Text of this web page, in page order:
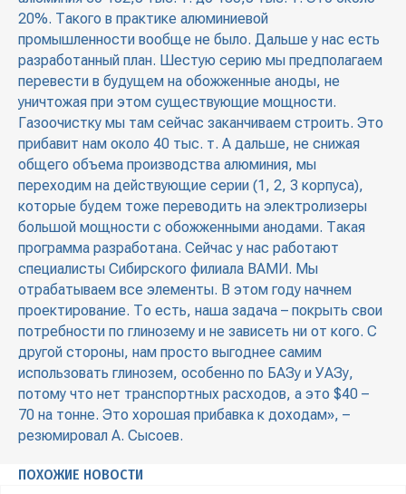
20%. Такого в практике алюминиевой
промышленности вообще не было. Дальше у нас есть
разработанный план. Шестую серию мы предполагаем
перевести в будущем на обожженные аноды, не
уничтожая при этом существующие мощности.
Газоочистку мы там сейчас заканчиваем строить. Это
прибавит нам около 40 тыс. т. А дальше, не снижая
общего объема производства алюминия, мы
переходим на действующие серии (1, 2, 3 корпуса),
которые будем тоже переводить на электролизеры
большой мощности с обожженными анодами. Такая
программа разработана. Сейчас у нас работают
специалисты Сибирского филиала ВАМИ. Мы
отрабатываем все элементы. В этом году начнем
проектирование. То есть, наша задача – покрыть свои
потребности по глинозему и не зависеть ни от кого. С
другой стороны, нам просто выгоднее самим
использовать глинозем, особенно по БАЗу и УАЗу,
потому что нет транспортных расходов, а это $40 –
70 на тонне. Это хорошая прибавка к доходам», –
резюмировал А. Сысоев.
ПОХОЖИЕ НОВОСТИ